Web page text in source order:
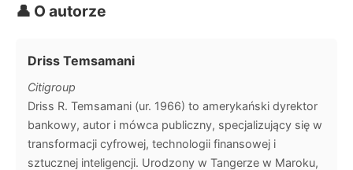
👤 O autorze
Driss Temsamani
Citigroup
Driss R. Temsamani (ur. 1966) to amerykański dyrektor
bankowy, autor i mówca publiczny, specjalizujący się w
transformacji cyfrowej, technologii finansowej i
sztucznej inteligencji. Urodzony w Tangerze w Maroku,